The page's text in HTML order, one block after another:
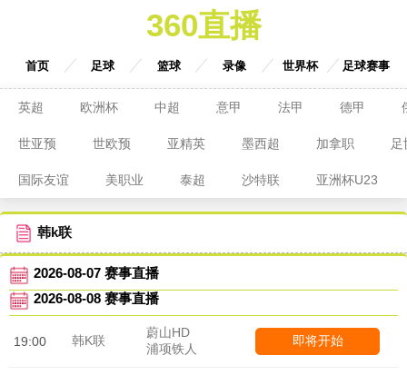
360直播
首页 足球 篮球 录像 世界杯 足球赛事
英超 欧洲杯 中超 意甲 法甲 德甲
世亚预 世欧预 亚精英 墨西超 加拿职 足
国际友谊 美职业 泰超 沙特联 亚洲杯U23
韩k联
2026-08-07 赛事直播
2026-08-08 赛事直播
19:00 韩K联
蔚山HD
浦项铁人
即将开始